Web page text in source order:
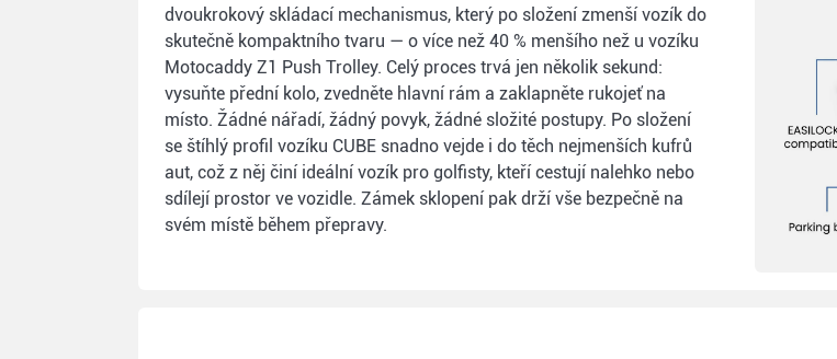
dvoukrokový skládací mechanismus, který po složení zmenší vozík do
skutečně kompaktního tvaru — o více než 40 % menšího než u vozíku
Motocaddy Z1 Push Trolley. Celý proces trvá jen několik sekund:
vysuňte přední kolo, zvedněte hlavní rám a zaklapněte rukojeť na
místo. Žádné nářadí, žádný povyk, žádné složité postupy. Po složení
se štíhlý profil vozíku CUBE snadno vejde i do těch nejmenších kufrů
aut, což z něj činí ideální vozík pro golfisty, kteří cestují nalehko nebo
sdílejí prostor ve vozidle. Zámek sklopení pak drží vše bezpečně na
svém místě během přepravy.